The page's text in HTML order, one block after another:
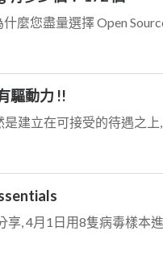
麼您盡量選擇 Open
驅動力 !!
建立在可接受的待遇之上,
, 4月1日用8隻病毒樣本進